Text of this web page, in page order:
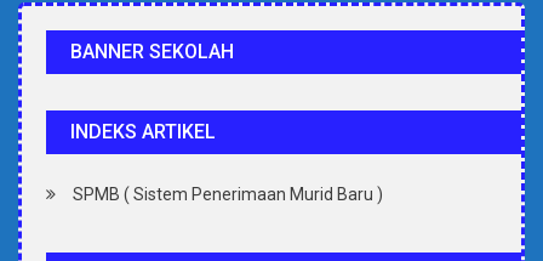
BANNER SEKOLAH
INDEKS ARTIKEL
SPMB ( Sistem Penerimaan Murid Baru )